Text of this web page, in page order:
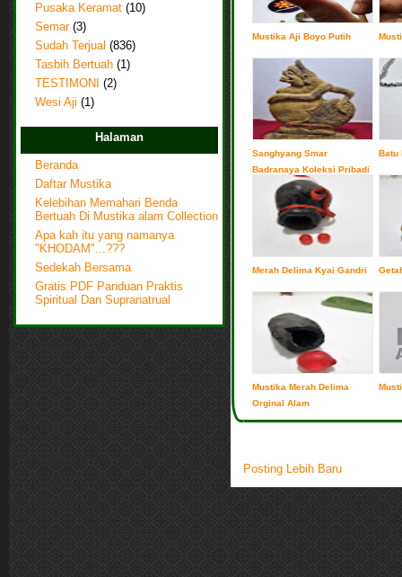
Pusaka Keramat (10)
Semar (3)
Sudah Terjual (836)
Tasbih Bertuah (1)
TESTIMONI
(2)
Wesi Aji (1)
Halaman
Beranda
Daftar Mustika
Kelebihan Memahari Benda
Bertuah Di Mustika alam Collection
Apa kah itu yang namanya
"KHODAM"...???
Sedekah Bersama
Gratis PDF Panduan Praktis
Spiritual Dan Supranatrual
Mustika Aji Boyo Putih
Sanghyang Smar
Badranaya Koleksi Pribadi
Batu
Merah Delima Kyai Gandri
Mustika Merah Delima
Orginal Alam
Posting Lebih Baru